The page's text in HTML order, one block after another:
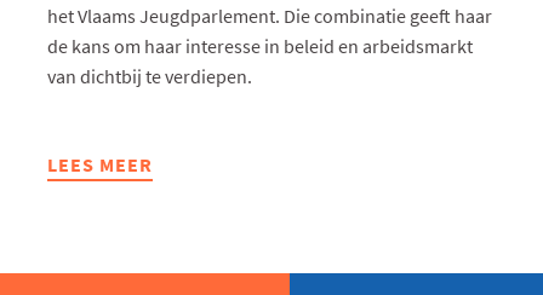
het Vlaams Jeugdparlement. Die combinatie geeft haar
de kans om haar interesse in beleid en arbeidsmarkt
van dichtbij te verdiepen.
LEES MEER
ABOUT
VOKA